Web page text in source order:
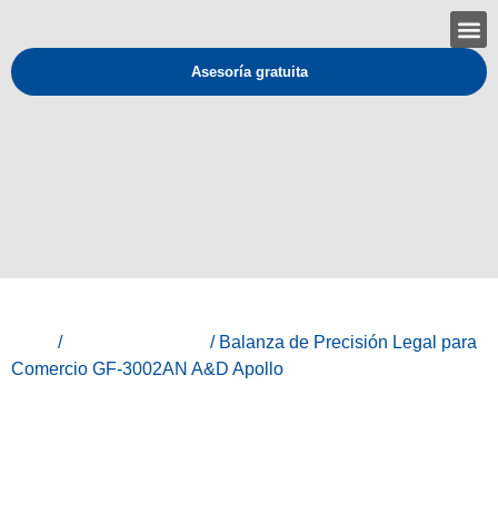
Asesoría gratuita
/
/ Balanza de Precisión Legal para
Comercio GF-3002AN A&D Apollo